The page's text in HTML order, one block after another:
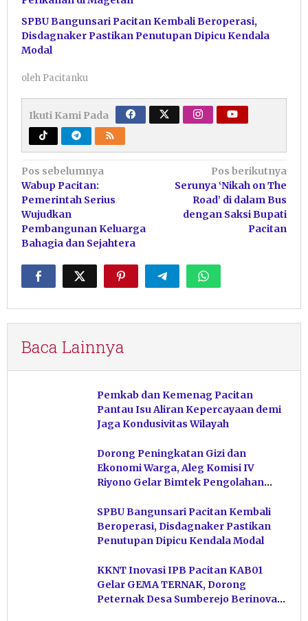
SPBU Bangunsari Pacitan Kembali Beroperasi,
Disdagnaker Pastikan Penutupan Dipicu Kendala
Modal
oleh Pacitanku
Ikuti Kami Pada
Navigasi
pos
Pos sebelumnya
Wabup Pacitan:
Pemerintah Serius
Wujudkan
Pembangunan Keluarga
Bahagia dan Sejahtera
Pos berikutnya
Serunya ‘Nikah on The
Road’ di dalam Bus
dengan Saksi Bupati
Pacitan
Baca Lainnya
Pemkab dan Kemenag Pacitan
Pantau Isu Aliran Kepercayaan demi
Jaga Kondusivitas Wilayah
Dorong Peningkatan Gizi dan
Ekonomi Warga, Aleg Komisi IV
Riyono Gelar Bimtek Pengolahan
SPBU Bangunsari Pacitan Kembali
Beroperasi, Disdagnaker Pastikan
Penutupan Dipicu Kendala Modal
KKNT Inovasi IPB Pacitan KAB01
Gelar GEMA TERNAK, Dorong
Peternak Desa Sumberejo Berinovasi